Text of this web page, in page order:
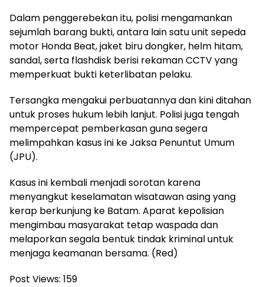
Dalam penggerebekan itu, polisi mengamankan
sejumlah barang bukti, antara lain satu unit sepeda
motor Honda Beat, jaket biru dongker, helm hitam,
sandal, serta flashdisk berisi rekaman CCTV yang
memperkuat bukti keterlibatan pelaku.
Tersangka mengakui perbuatannya dan kini ditahan
untuk proses hukum lebih lanjut. Polisi juga tengah
mempercepat pemberkasan guna segera
melimpahkan kasus ini ke Jaksa Penuntut Umum
(JPU).
Kasus ini kembali menjadi sorotan karena
menyangkut keselamatan wisatawan asing yang
kerap berkunjung ke Batam. Aparat kepolisian
mengimbau masyarakat tetap waspada dan
melaporkan segala bentuk tindak kriminal untuk
menjaga keamanan bersama. (Red)
Post Views: 159